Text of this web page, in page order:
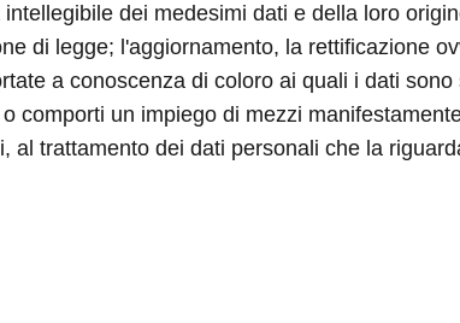
dei medesimi dati e della loro
di legge; l'aggiornamento, la rettificazione
a conoscenza di coloro ai quali i dati
comporti un impiego di mezzi
al trattamento dei dati personali che la